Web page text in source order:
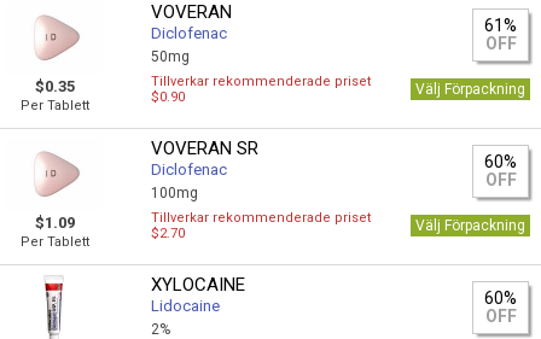
$0.35
Per Tablett
VOVERAN
Diclofenac
50mg
61%
OFF
Tillverkar rekommenderade priset
$0.90
Välj Förpackning
$1.09
Per Tablett
VOVERAN SR
Diclofenac
100mg
60%
OFF
Tillverkar rekommenderade priset
$2.70
Välj Förpackning
XYLOCAINE
Lidocaine
2%
60%
OFF